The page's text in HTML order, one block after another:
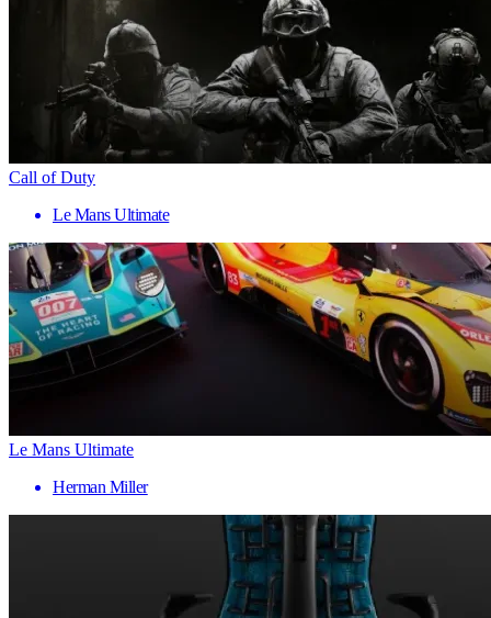
Call of Duty
Le Mans Ultimate
Le Mans Ultimate
Herman Miller